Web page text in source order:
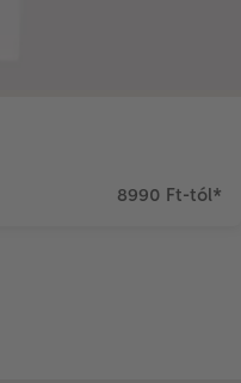
8990 Ft-tól*